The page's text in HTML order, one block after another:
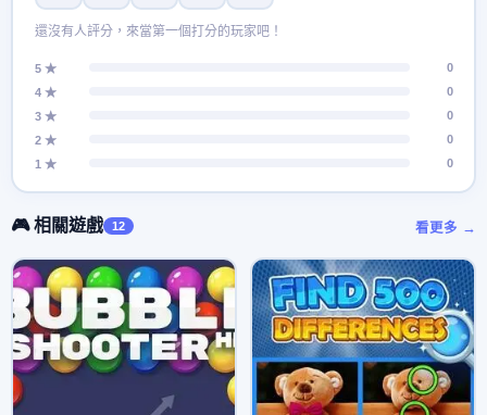
還沒有人評分，來當第一個打分的玩家吧！
5 ★
0
4 ★
0
3 ★
0
2 ★
0
1 ★
0
🎮 相關遊戲 12 看更多 →